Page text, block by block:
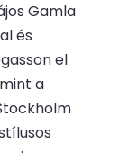
Gamla
és
el
a